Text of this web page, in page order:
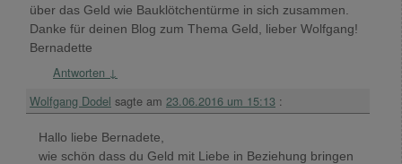
über das Geld wie Bauklötchentürme in sich zusammen.
Danke für deinen Blog zum Thema Geld, lieber Wolfgang!
Bernadette
Antworten ↓
Wolfgang Dodel sagte am 23.06.2016 um 15:13 :
Hallo liebe Bernadete,
wie schön dass du Geld mit Liebe in Beziehung bringen